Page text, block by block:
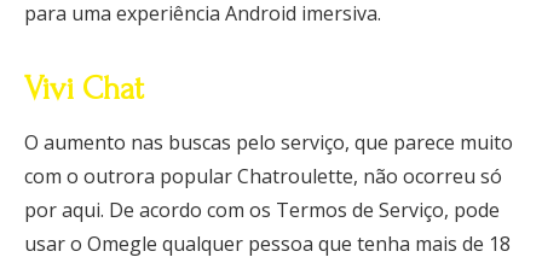
para uma experiência Android imersiva.
Vivi Chat
O aumento nas buscas pelo serviço, que parece muito
com o outrora popular Chatroulette, não ocorreu só
por aqui. De acordo com os Termos de Serviço, pode
usar o Omegle qualquer pessoa que tenha mais de 18